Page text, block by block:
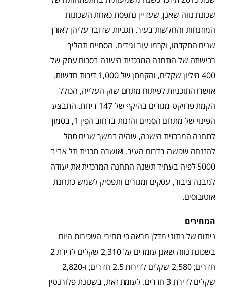
שכונת נווה שאנן, שעדיין נתפסת כאחת השכונות
המוזנחות והחלשות בעיר. תכניות שדובר עליהן לאורך
שנים התקדמו, וקרמו עור וגידים. הסתיים תהליך
רכישתה של התחנה המרכזית הישנה בסכום עתק של
400 מיליון שקלים, והקמתן של 1,000 דירות חדשות.
אושרו התוכניות לפיתוח מתחם שוק העלייה, הכולל
הקמת פרויקט מגורים בהיקף של 147 דירות. התבצע
הפינוי של מתחם הסמים והזנות ברחוב הפין 1, בסמוך
לתחנה המרכזית הישנה, שהיה במשך שנים סמל
להזנחה שפשה בדרום העיר. ואושרה תכנית תל אביב
5000 לפיה בעתיד תשנה התחנה המרכזית את יעודה
למבנה ציבור, עסקים ומגורים ותפסיק לשמש כתחנת
אוטובוסים.
המחירים
ניתוח של נתוני מדלן מראה כי מחירי השכירות היום
בשכונת נווה שאנן עומדים על 2,310 שקלים לדירת 2
חדרים; 2,580 שקלים לדירות 2.5 חדרים; ו-2,820
שקלים לדירת 3 חדרים. לעומת זאת, בשכונת פלורנטין